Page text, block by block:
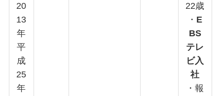
20
13
年
平
成
25
年
22歳
・ E
BS
テレ
ビ入
社
・報